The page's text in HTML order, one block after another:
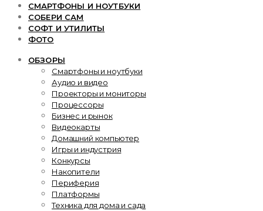
СМАРТФОНЫ И НОУТБУКИ
СОБЕРИ САМ
СОФТ И УТИЛИТЫ
ФОТО
ОБЗОРЫ
Смартфоны и ноутбуки
Аудио и видео
Проекторы и мониторы
Процессоры
Бизнес и рынок
Видеокарты
Домашний компьютер
Игры и индустрия
Конкурсы
Накопители
Периферия
Платформы
Техника для дома и сада